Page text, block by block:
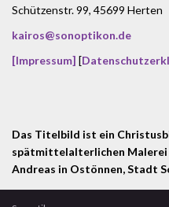
Schützenstr. 99, 45699 Herten
kairos@sonoptikon.de
[Impressum] [
Das Titelbild ist ein
spätmittelalterlichen Malerei
Andreas in Ostönnen, Stadt